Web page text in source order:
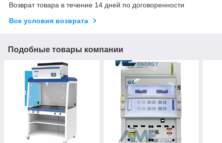
Возврат товара в течение 14 дней по договоренности
Все условия возврата
Подобные товары компании